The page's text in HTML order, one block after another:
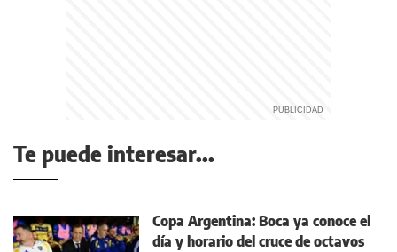
Te puede interesar...
Copa Argentina: Boca ya conoce el
día y horario del cruce de octavos